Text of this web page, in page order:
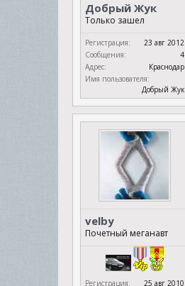
Добрый Жук
Только зашел
Регистрация:
23 авг 2012
Сообщения:
4
Адрес:
Краснодар
Имя пользователя:
Добрый Жук
velby
Почетный меганавт
Регистрация:
25 авг 2010